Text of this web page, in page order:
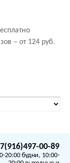
– от 124 руб.
00-89
20:00 будни, 10:00-